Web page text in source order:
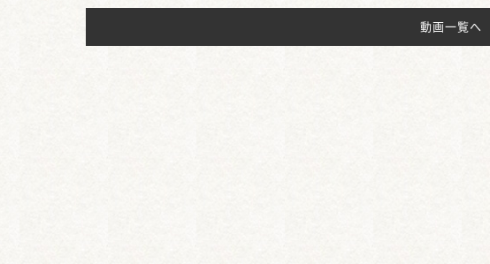
動画一覧へ